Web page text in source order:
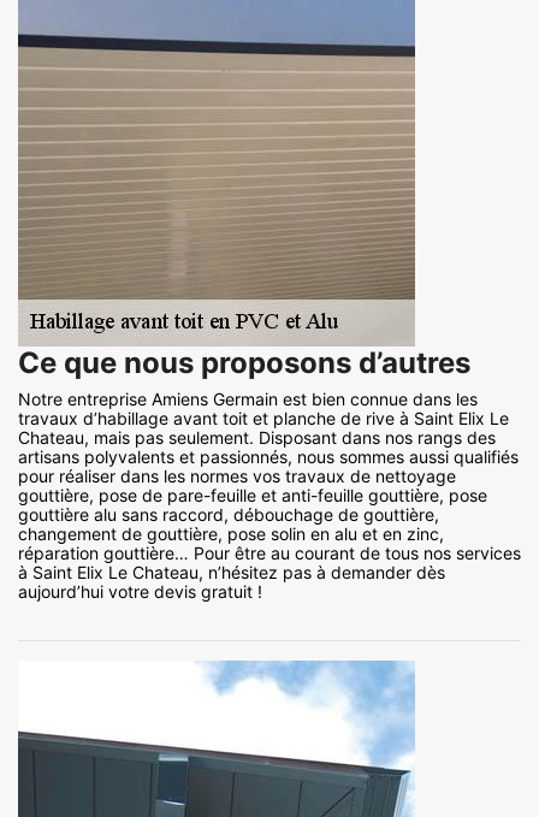
Ce que nous proposons d’autres
Notre entreprise Amiens Germain est bien connue dans les
travaux d’habillage avant toit et planche de rive à Saint Elix Le
Chateau, mais pas seulement. Disposant dans nos rangs des
artisans polyvalents et passionnés, nous sommes aussi qualifiés
pour réaliser dans les normes vos travaux de nettoyage
gouttière, pose de pare-feuille et anti-feuille gouttière, pose
gouttière alu sans raccord, débouchage de gouttière,
changement de gouttière, pose solin en alu et en zinc,
réparation gouttière… Pour être au courant de tous nos services
à Saint Elix Le Chateau, n’hésitez pas à demander dès
aujourd’hui votre devis gratuit !